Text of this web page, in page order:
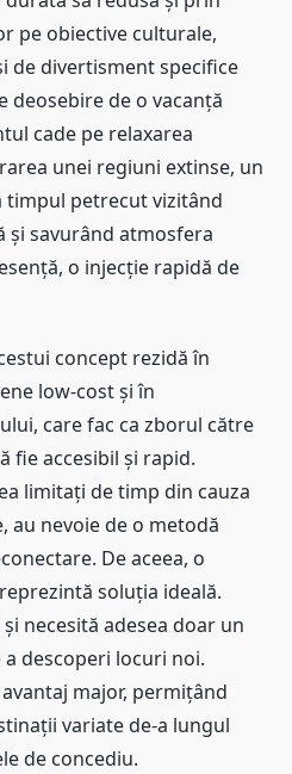
pe obiective culturale,
de divertisment specifice
deosebire de o vacanță
cade pe relaxarea
unei regiuni extinse, un
timpul petrecut vizitând
și savurând atmosfera
o injecție rapidă de
concept rezidă în
low-cost și în
care fac ca zborul către
fie accesibil și rapid.
limitați de timp din cauza
nevoie de o metodă
De aceea, o
reprezintă soluția ideală.
necesită adesea doar un
descoperi locuri noi.
major, permițând
variate de-a lungul
de concediu.